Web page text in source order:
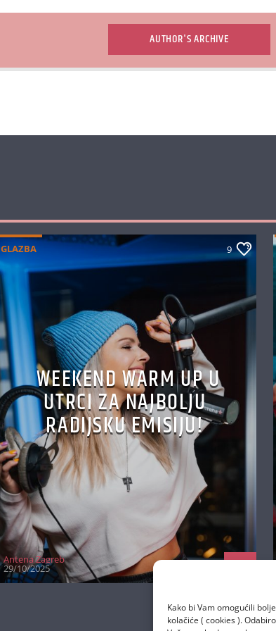
Kako bi Vam omogućili
kolačiće ( cookies ).
AUTHOR'S ARCHIVE
GLAZBA 9
WEEKEND WARM UP U
UTRCI ZA NAJBOLJU
RADIJSKU EMISIJU!
Antena Zagreb
29/10/2025